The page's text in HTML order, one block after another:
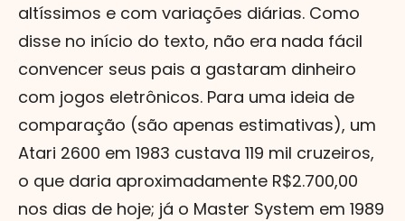
altíssimos e com variações diárias. Como
disse no início do texto, não era nada fácil
convencer seus pais a gastaram dinheiro
com jogos eletrônicos. Para uma ideia de
comparação (são apenas estimativas), um
Atari 2600 em 1983 custava 119 mil cruzeiros,
o que daria aproximadamente R$2.700,00
nos dias de hoje; já o Master System em 1989